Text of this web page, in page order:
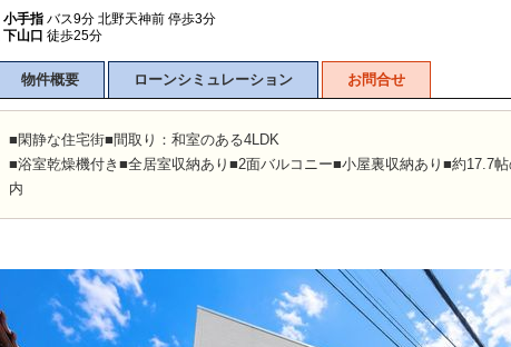
飯能市 富士見市
小手指 バス9分 北野天神前 停歩3分
下山口 徒歩25分
物件概要 ローンシミュレーション お問合せ
■閑静な住宅街■間取り：和室のある4LDK
■浴室乾燥機付き■全居室収納あり■2面バルコニー■小屋裏収納あり■約17.7
内